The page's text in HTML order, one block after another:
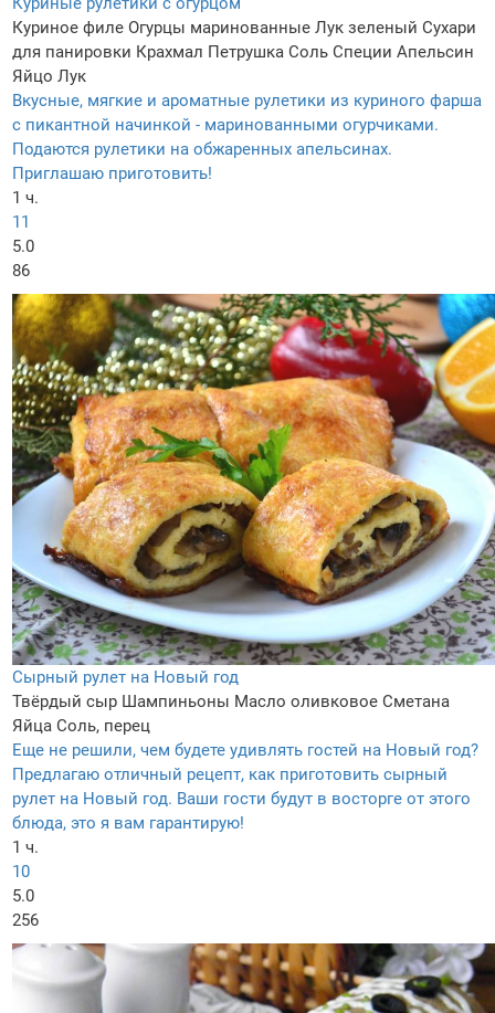
Куриное филе Огурцы маринованные Лук зеленый Сухари
для панировки Крахмал Петрушка Соль Специи Апельсин
Яйцо Лук
Вкусные, мягкие и ароматные рулетики из куриного фарша
с пикантной начинкой - маринованными огурчиками.
Подаются рулетики на обжаренных апельсинах.
Приглашаю приготовить!
1 ч.
11
5.0
86
Сырный рулет на Новый год
Твёрдый сыр Шампиньоны Масло оливковое Сметана
Яйца Соль, перец
Еще не решили, чем будете удивлять гостей на Новый год?
Предлагаю отличный рецепт, как приготовить сырный
рулет на Новый год. Ваши гости будут в восторге от этого
блюда, это я вам гарантирую!
1 ч.
10
5.0
256